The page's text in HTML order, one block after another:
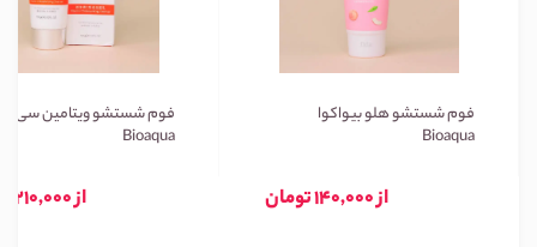
فوم شستشو هلو بیواکوا
Bioaqua
از 140,000 تومان
فوم شستشو ویتامین سی
Bioaqua
از 210,000 تومان